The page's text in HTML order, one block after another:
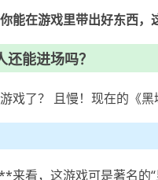
能在游戏里带出好东西，
能进场吗？
戏了？ 且慢！现在的《黑
来看，这游戏可是著名的